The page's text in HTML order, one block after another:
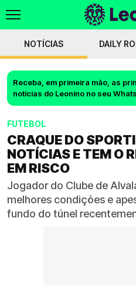
NOTÍCIAS DAILY
Receba, em primeira mão, as
notícias do Leonino no seu
FUTEBOL
CRAQUE DO
NOTÍCIAS E TEM O
EM RISCO
Jogador do Clube de
melhores condições e
fundo do túnel